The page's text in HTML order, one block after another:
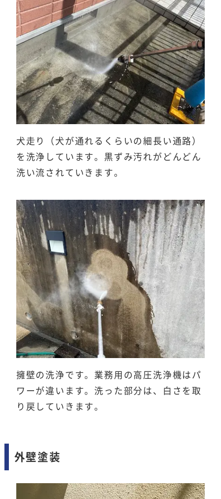
犬走り（犬が通れるくらいの細長い通路）
を洗浄しています。黒ずみ汚れがどんどん
洗い流されていきます。
擁壁の洗浄です。業務用の高圧洗浄機はパ
ワーが違います。洗った部分は、白さを取
り戻していきます。
外壁塗装